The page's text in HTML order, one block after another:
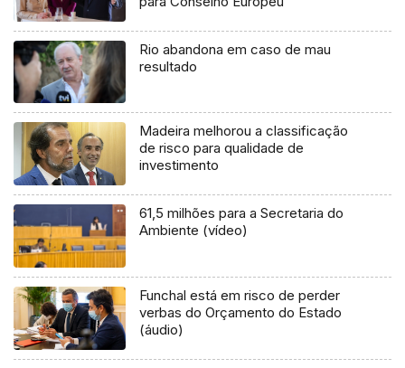
Rio abandona em caso de mau
resultado
Madeira melhorou a classificação
de risco para qualidade de
investimento
61,5 milhões para a Secretaria do
Ambiente (vídeo)
Funchal está em risco de perder
verbas do Orçamento do Estado
(áudio)